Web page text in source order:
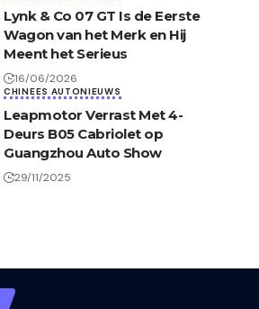
Lynk & Co 07 GT Is de Eerste
Wagon van het Merk en Hij
Meent het Serieus
16/06/2026
CHINEES AUTONIEUWS
Leapmotor Verrast Met 4-
Deurs B05 Cabriolet op
Guangzhou Auto Show
29/11/2025